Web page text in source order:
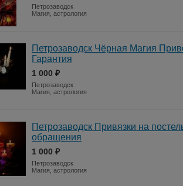
Петрозаводск
Магия, астрология
Петрозаводск Чёрная Магия
Гарантия
1 000 ₽
Петрозаводск
Магия, астрология
Петрозаводск Привязки на
обращения
1 000 ₽
Петрозаводск
Магия, астрология